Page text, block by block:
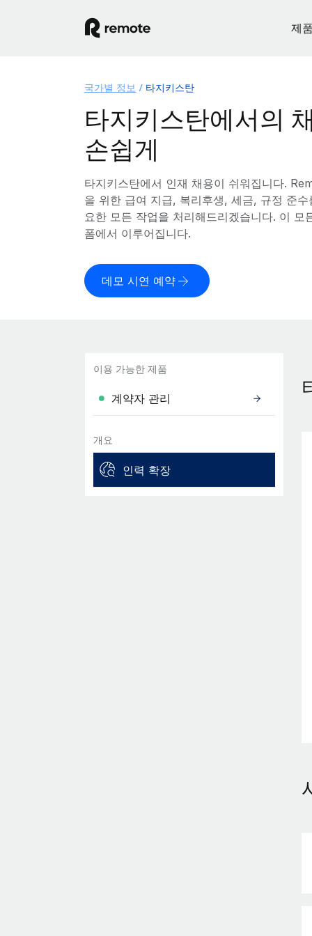
제
국가별 정보 타지키스탄
타지키스탄에서의
손쉽게
타지키스탄에서 인재 채용이 쉬워집니다.
을 위한 급여 지급, 복리후생, 세금, 규정 준
요한 모든 작업을 처리해드리겠습니다. 이 모
폼에서 이루어집니다.
데모 시연 예약
이용 가능한 제품
계약자 관리
개요
인력 확장